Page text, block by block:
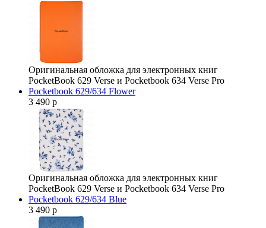
Оригинальная обложка для электронных книг
PocketBook 629 Verse и Pocketbook 634 Verse Pro
Pocketbook 629/634 Flower
3 490 р
Оригинальная обложка для электронных книг
PocketBook 629 Verse и Pocketbook 634 Verse Pro
Pocketbook 629/634 Blue
3 490 р